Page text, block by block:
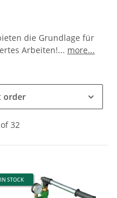
die Grundlage für
Arbeiten!... more...
order
32
IN STOCK